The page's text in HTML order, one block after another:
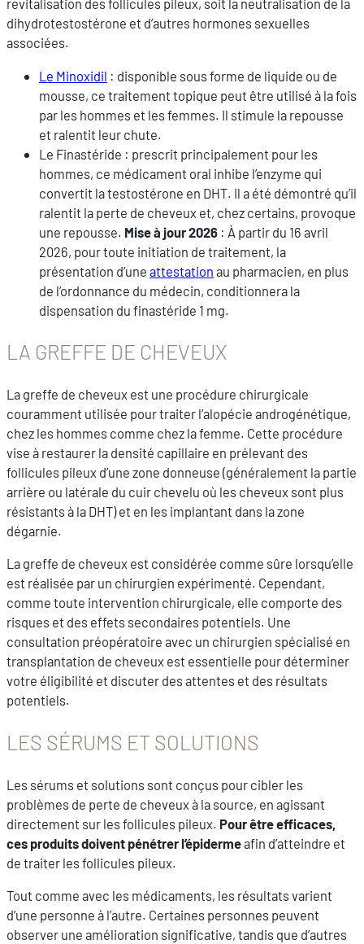
revitalisation des follicules pileux, soit la neutralisation de la
dihydrotestostérone et d’autres hormones sexuelles
associées.
Le Minoxidil : disponible sous forme de liquide ou de
mousse, ce traitement topique peut être utilisé à la fois
par les hommes et les femmes. Il stimule la repousse
et ralentit leur chute.
Le Finastéride : prescrit principalement pour les
hommes, ce médicament oral inhibe l’enzyme qui
convertit la testostérone en DHT. Il a été démontré qu’il
ralentit la perte de cheveux et, chez certains, provoque
une repousse. Mise à jour 2026 : À partir du 16 avril
2026, pour toute initiation de traitement, la
présentation d’une attestation au pharmacien, en plus
de l’ordonnance du médecin, conditionnera la
dispensation du finastéride 1 mg.
LA GREFFE DE CHEVEUX
La greffe de cheveux est une procédure chirurgicale
couramment utilisée pour traiter l’alopécie androgénétique,
chez les hommes comme chez la femme. Cette procédure
vise à restaurer la densité capillaire en prélevant des
follicules pileux d’une zone donneuse (généralement la partie
arrière ou latérale du cuir chevelu où les cheveux sont plus
résistants à la DHT) et en les implantant dans la zone
dégarnie.
La greffe de cheveux est considérée comme sûre lorsqu’elle
est réalisée par un chirurgien expérimenté. Cependant,
comme toute intervention chirurgicale, elle comporte des
risques et des effets secondaires potentiels. Une
consultation préopératoire avec un chirurgien spécialisé en
transplantation de cheveux est essentielle pour déterminer
votre éligibilité et discuter des attentes et des résultats
potentiels.
LES SÉRUMS ET SOLUTIONS
Les sérums et solutions sont conçus pour cibler les
problèmes de perte de cheveux à la source, en agissant
directement sur les follicules pileux. Pour être efficaces,
ces produits doivent pénétrer l’épidermeafin d’atteindre et
de traiter les follicules pileux.
Tout comme avec les médicaments, les résultats varient
d’une personne à l’autre. Certaines personnes peuvent
observer une amélioration significative, tandis que d’autres